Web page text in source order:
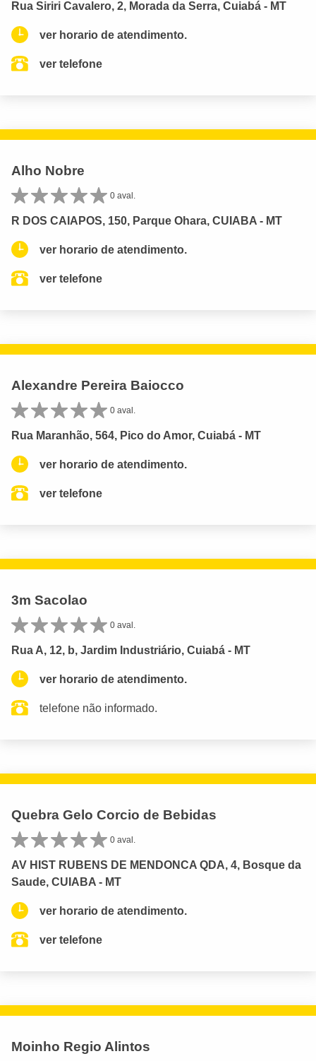
Rua Siriri Cavalero, 2, Morada da Serra, Cuiabá - MT
ver horario de atendimento.
ver telefone
Alho Nobre
0 aval.
R DOS CAIAPOS, 150, Parque Ohara, CUIABA - MT
ver horario de atendimento.
ver telefone
Alexandre Pereira Baiocco
0 aval.
Rua Maranhão, 564, Pico do Amor, Cuiabá - MT
ver horario de atendimento.
ver telefone
3m Sacolao
0 aval.
Rua A, 12, b, Jardim Industriário, Cuiabá - MT
ver horario de atendimento.
telefone não informado.
Quebra Gelo Corcio de Bebidas
0 aval.
AV HIST RUBENS DE MENDONCA QDA, 4, Bosque da
Saude, CUIABA - MT
ver horario de atendimento.
ver telefone
Moinho Regio Alintos